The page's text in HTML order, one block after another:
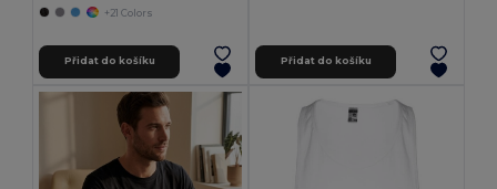
+21 Colors
Přidat do košíku Přidat do košíku